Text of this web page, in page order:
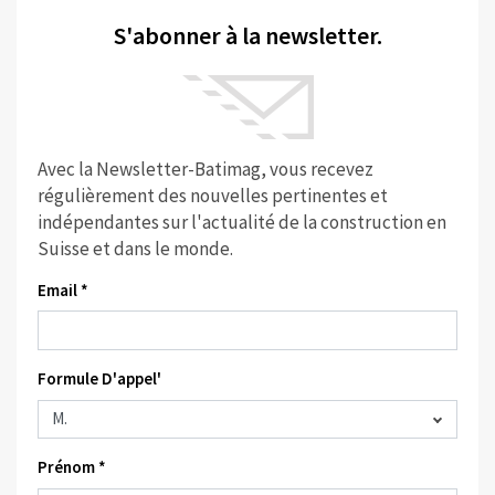
S'abonner à la newsletter.
Avec la Newsletter-Batimag, vous recevez
régulièrement des nouvelles pertinentes et
indépendantes sur l'actualité de la construction en
Suisse et dans le monde.
Email *
Formule D'appel'
Prénom *